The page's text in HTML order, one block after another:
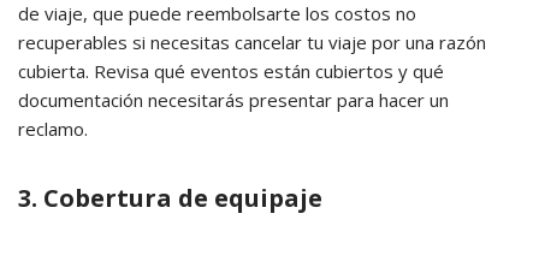
de viaje, que puede reembolsarte los costos no
recuperables si necesitas cancelar tu viaje por una razón
cubierta. Revisa qué eventos están cubiertos y qué
documentación necesitarás presentar para hacer un
reclamo.
3. Cobertura de equipaje